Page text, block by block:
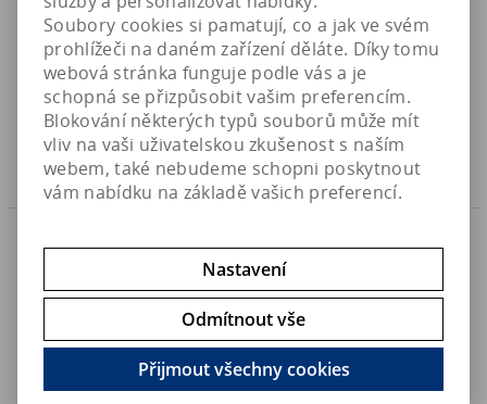
UltraMarine č.69 - časopis pro mořské akvaristy (APR-
MAY18)
135,50 Kč (bez DPH)
UM_F-M69_18
Skladem
Koupit
Soubory cookies si pamatují, co a jak ve svém
prohlížeči na daném zařízení děláte. Díky tomu
webová stránka funguje podle vás a je
schopná se přizpůsobit vašim preferencím.
Blokování některých typů souborů může mít
vliv na vaši uživatelskou zkušenost s naším
webem, také nebudeme schopni poskytnout
vám nabídku na základě vašich preferencí.
Nastavení
Odmítnout vše
Přijmout všechny cookies